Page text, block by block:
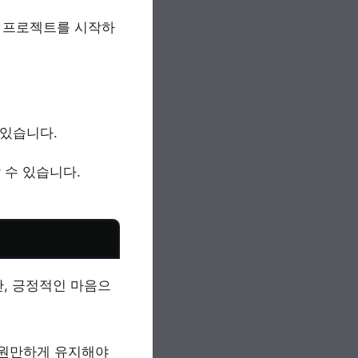
로젝트를 시작하
습니다.
있습니다.
긍정적인 마음으
만하게 유지해야